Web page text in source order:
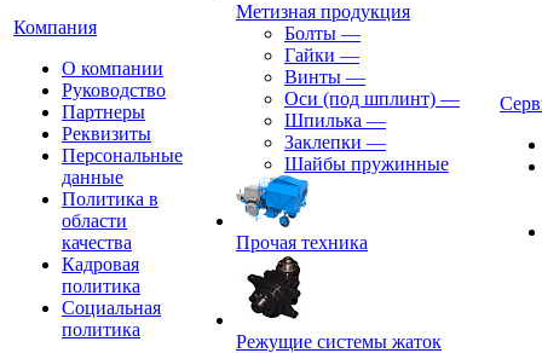
Компания
О компании
Руководство
Партнеры
Реквизиты
Персональные
данные
Политика в
области
качества
Кадровая
политика
Социальная
политика
Метизная продукция
Болты —
Гайки —
Винты —
Оси (под шплинт) —
Шпилька —
Заклепки —
Шайбы пружинные
Прочая техника
Режущие системы жаток